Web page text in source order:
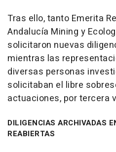
Tras ello, tanto Emerita
Andalucía Mining y
solicitaron nuevas
mientras las
diversas personas
solicitaban el libre
actuaciones, por tercera
DILIGENCIAS ARCHIVADAS
REABIERTAS